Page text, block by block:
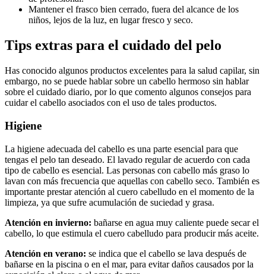
Mantener el frasco bien cerrado, fuera del alcance de los
niños, lejos de la luz, en lugar fresco y seco.
Tips extras para el cuidado del pelo
Has conocido algunos productos excelentes para la salud capilar, sin
embargo, no se puede hablar sobre un cabello hermoso sin hablar
sobre el cuidado diario, por lo que comento algunos consejos para
cuidar el cabello asociados con el uso de tales productos.
Higiene
La higiene adecuada del cabello es una parte esencial para que
tengas el pelo tan deseado. El lavado regular de acuerdo con cada
tipo de cabello es esencial. Las personas con cabello más graso lo
lavan con más frecuencia que aquellas con cabello seco. También es
importante prestar atención al cuero cabelludo en el momento de la
limpieza, ya que sufre acumulación de suciedad y grasa.
Atención en invierno: bañarse en agua muy caliente puede secar el
cabello, lo que estimula el cuero cabelludo para producir más aceite.
Atención en verano: se indica que el cabello se lava después de
bañarse en la piscina o en el mar, para evitar daños causados ​​por la